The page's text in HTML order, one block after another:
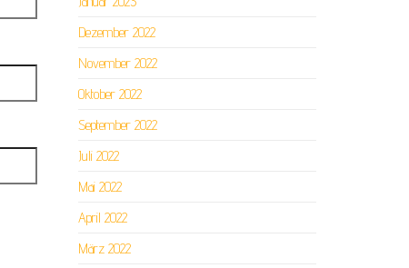
Dezember 2022
November 2022
Oktober 2022
September 2022
Juli 2022
Mai 2022
April 2022
März 2022